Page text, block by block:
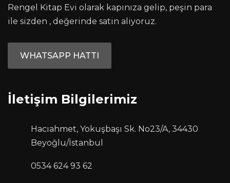
Rengel Kitap Evi olarak kapınıza gelip, peşin para
ile sizden , değerinde satin aliyoruz.
WHATSAPP HATTI
İletişim Bilgilerimiz
Hacıahmet, Yokuşbaşı Sk. No23/A, 34430
Beyoğlu/İstanbul
0534 624 93 62